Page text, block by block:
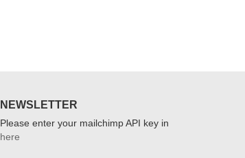
NEWSLETTER
Please enter your mailchimp API key in
here